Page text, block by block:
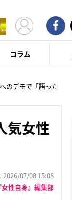
コラム
のデモで「語った
気女性
2026/07/08 15:08
女性自身』編集部